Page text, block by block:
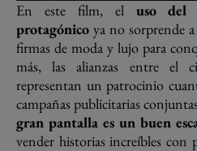
En este film, eluso del
protagónico ya no sorprende
firmas de moda y lujo para
más, las alianzas entre el
representan un patrocinio
campañas publicitarias
gran pantalla es un buen
vender historias increíbles con